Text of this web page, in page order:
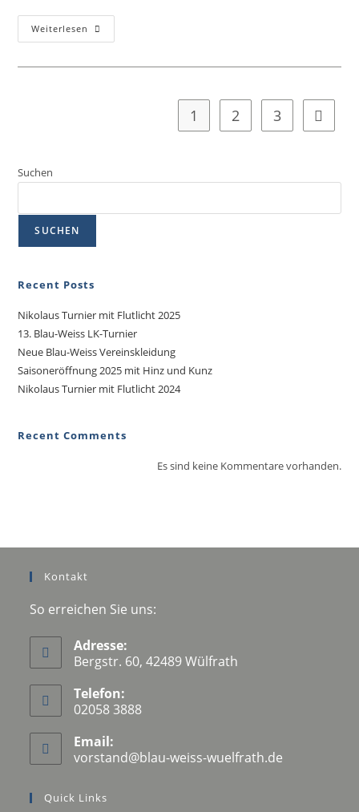
Weiterlesen
1 2 3
Suchen
SUCHEN
Recent Posts
Nikolaus Turnier mit Flutlicht 2025
13. Blau-Weiss LK-Turnier
Neue Blau-Weiss Vereinskleidung
Saisoneröffnung 2025 mit Hinz und Kunz
Nikolaus Turnier mit Flutlicht 2024
Recent Comments
Es sind keine Kommentare vorhanden.
Kontakt
So erreichen Sie uns:
Adresse:
Bergstr. 60, 42489 Wülfrath
Telefon:
02058 3888
Email:
vorstand@blau-weiss-wuelfrath.de
Quick Links